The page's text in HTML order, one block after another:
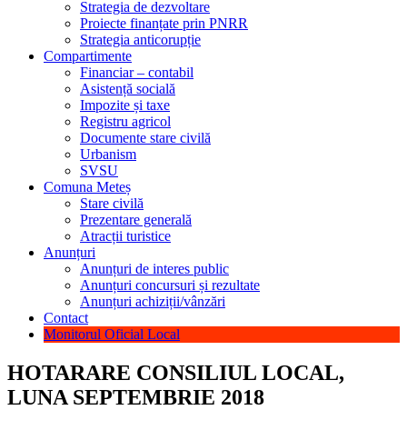
Strategia de dezvoltare
Proiecte finanțate prin PNRR
Strategia anticorupție
Compartimente
Financiar – contabil
Asistență socială
Impozite și taxe
Registru agricol
Documente stare civilă
Urbanism
SVSU
Comuna Meteș
Stare civilă
Prezentare generală
Atracții turistice
Anunțuri
Anunțuri de interes public
Anunțuri concursuri și rezultate
Anunțuri achiziții/vânzări
Contact
Monitorul Oficial Local
HOTARARE CONSILIUL LOCAL,
LUNA SEPTEMBRIE 2018